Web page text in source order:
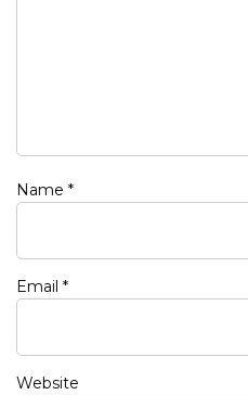
Name *
Email *
Website